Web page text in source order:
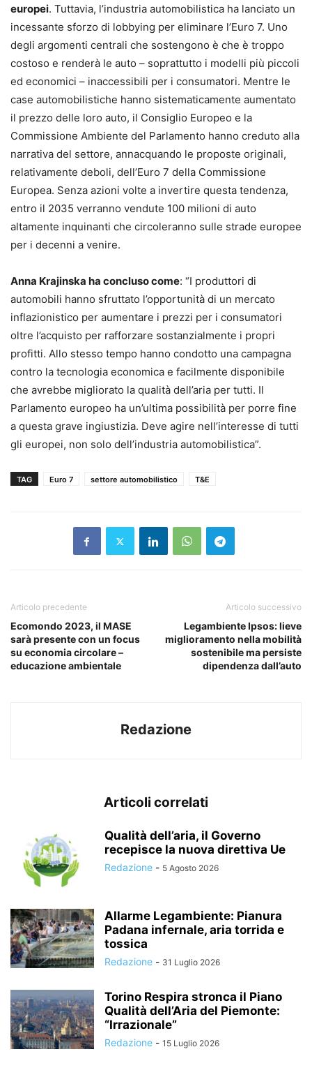
europei. Tuttavia, l’industria automobilistica ha lanciato un
incessante sforzo di lobbying per eliminare l’Euro 7. Uno
degli argomenti centrali che sostengono è che è troppo
costoso e renderà le auto – soprattutto i modelli più piccoli
ed economici – inaccessibili per i consumatori. Mentre le
case automobilistiche hanno sistematicamente aumentato
il prezzo delle loro auto, il Consiglio Europeo e la
Commissione Ambiente del Parlamento hanno creduto alla
narrativa del settore, annacquando le proposte originali,
relativamente deboli, dell’Euro 7 della Commissione
Europea. Senza azioni volte a invertire questa tendenza,
entro il 2035 verranno vendute 100 milioni di auto
altamente inquinanti che circoleranno sulle strade europee
per i decenni a venire.
Anna Krajinska ha concluso come: “I produttori di
automobili hanno sfruttato l’opportunità di un mercato
inflazionistico per aumentare i prezzi per i consumatori
oltre l’acquisto per rafforzare sostanzialmente i propri
profitti. Allo stesso tempo hanno condotto una campagna
contro la tecnologia economica e facilmente disponibile
che avrebbe migliorato la qualità dell’aria per tutti. Il
Parlamento europeo ha un’ultima possibilità per porre fine
a questa grave ingiustizia. Deve agire nell’interesse di tutti
gli europei, non solo dell’industria automobilistica”.
TAG Euro 7 settore automobilistico T&E
Articolo precedente
Ecomondo 2023, il MASE
sarà presente con un focus
su economia circolare –
educazione ambientale
Articolo successivo
Legambiente Ipsos: lieve
miglioramento nella mobilità
sostenibile ma persiste
dipendenza dall’auto
Redazione
Articoli correlati
Qualità dell’aria, il Governo
recepisce la nuova direttiva Ue
Redazione - 5 Agosto 2026
Allarme Legambiente: Pianura
Padana infernale, aria torrida e
tossica
Redazione - 31 Luglio 2026
Torino Respira stronca il Piano
Qualità dell’Aria del Piemonte:
“Irrazionale”
Redazione - 15 Luglio 2026